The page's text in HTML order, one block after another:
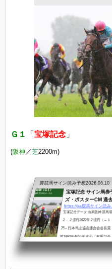
Ｇ１ 「 宝塚記念 」
(阪神／芝2200m)
裏競馬サイン読み予想2026.06.10
宝塚記念 サイン馬券
ズ・ポスターCM 過
https://jra競馬サイン読
宝塚記念データ 由来阪神 競馬
２．２億円2022年２億円（←
25～日本馬主協会連合会会長
賞1960年創設年末の「有馬記
ップ・チャレンジ対象競走へ